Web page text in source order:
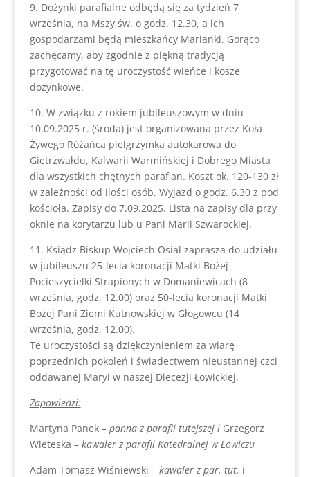
9. Dożynki parafialne odbędą się za tydzień 7
września, na Mszy św. o godz. 12.30, a ich
gospodarzami będą mieszkańcy Marianki. Gorąco
zachęcamy, aby zgodnie z piękną tradycją
przygotować na tę uroczystość wieńce i kosze
dożynkowe.
10. W związku z rokiem jubileuszowym w dniu
10.09.2025 r. (środa) jest organizowana przez Koła
Żywego Różańca pielgrzymka autokarowa do
Gietrzwałdu, Kalwarii Warmińskiej i Dobrego Miasta
dla wszystkich chętnych parafian. Koszt ok. 120-130 zł
w zależności od ilości osób. Wyjazd o godz. 6.30 z pod
kościoła. Zapisy do 7.09.2025. Lista na zapisy dla przy
oknie na korytarzu lub u Pani Marii Szwarockiej.
11. Ksiądz Biskup Wojciech Osial zaprasza do udziału
w jubileuszu 25-lecia koronacji Matki Bożej
Pocieszycielki Strapionych w Domaniewicach (8
września, godz. 12.00) oraz 50-lecia koronacji Matki
Bożej Pani Ziemi Kutnowskiej w Głogowcu (14
września, godz. 12.00).
Te uroczystości są dziękczynieniem za wiarę
poprzednich pokoleń i świadectwem nieustannej czci
oddawanej Maryi w naszej Diecezji Łowickiej.
Zapowiedzi:
Martyna Panek– panna z parafii tutejszej i Grzegorz
Wieteska – kawaler z parafii Katedralnej w Łowiczu
Adam Tomasz Wiśniewski – kawaler z par. tut. i